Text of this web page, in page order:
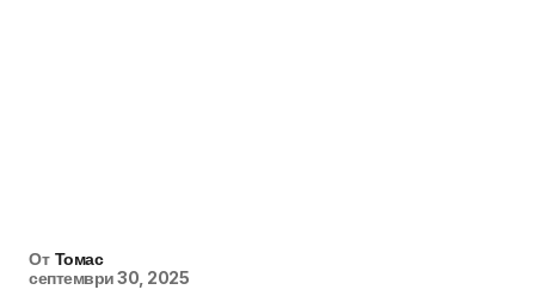
От Томас
септември 30, 2025